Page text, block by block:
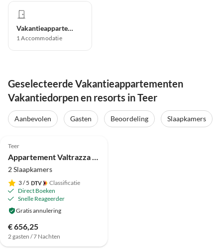
Vakantieappartement
1Accommodatie
Geselecteerde Vakantieappartementen
Vakantiedorpen en resorts in Teer
Aanbevolen Gasten Beoordeling Slaapkamers
Teer
Appartement Valtrazza Noemi No. 3
2 Slaapkamers
3/ 5
Classificatie
Direct Boeken
Snelle Reageerder
Gratis annulering
€ 656,25
2 gasten / 7 Nachten